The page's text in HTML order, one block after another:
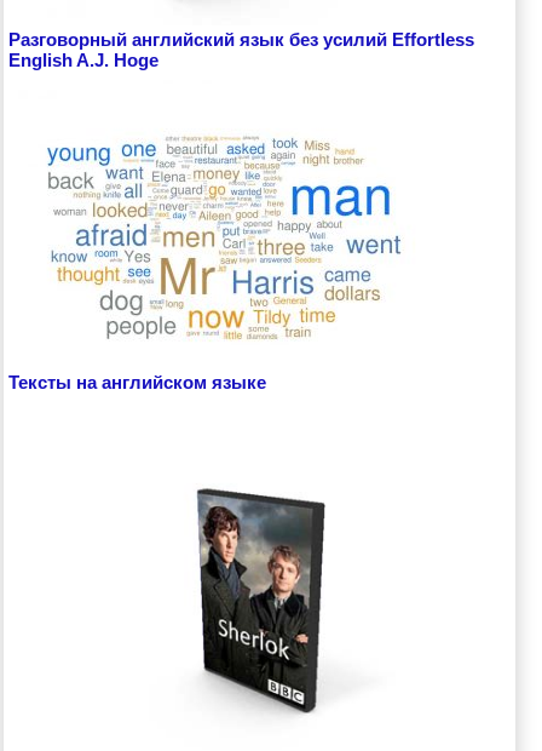
Разговорный английский язык без усилий Effortless
English A.J. Hoge
Тексты на английском языке